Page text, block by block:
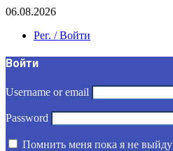
06.08.2026
Рег. / Войти
Войти
Username or email
Password
Помнить меня пока я не выйду